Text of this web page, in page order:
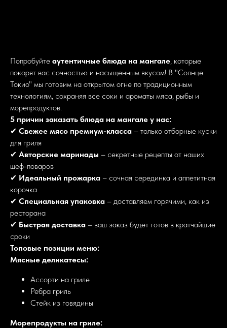
Попробуйте аутентичные блюда на мангале, которые
покорят вас сочностью и насыщенным вкусом! В "Солнце
Токио" мы готовим на открытом огне по традиционным
технологиям, сохраняя все соки и ароматы мяса, рыбы и
морепродуктов.
5 причин заказать блюда на мангале у нас:
✔ Свежее мясо премиум-класса – только отборные куски
для гриля
✔ Авторские маринады – секретные рецепты от наших
шеф-поваров
✔ Идеальный прожарка – сочная серединка и аппетитная
корочка
✔ Специальная упаковка – доставляем горячими, как из
ресторана
✔ Быстрая доставка – ваш заказ будет готов в кратчайшие
сроки
Топовые позиции меню:
Мясные деликатесы:
Ассорти на гриле
Ребра гриль
Стейк из говядины
Морепродукты на гриле: